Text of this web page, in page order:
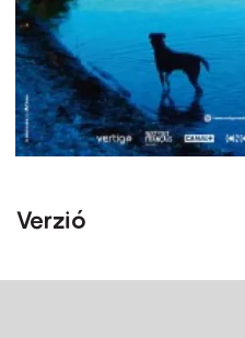
Verzió